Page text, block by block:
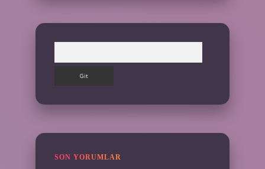
SON YORUMLAR